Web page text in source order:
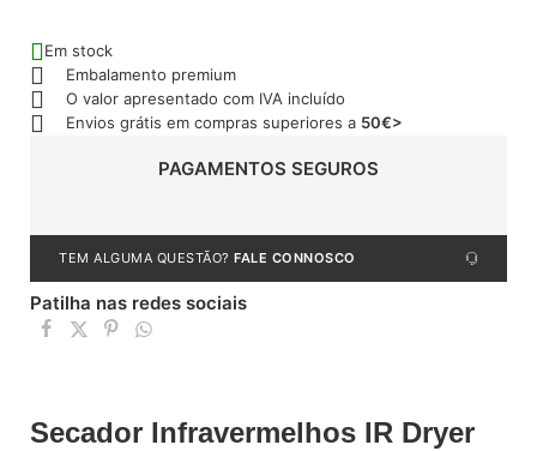
Em stock
Embalamento premium
O valor apresentado com IVA incluído
Envios grátis em compras superiores a 50€>
PAGAMENTOS SEGUROS
TEM ALGUMA QUESTÃO? FALE CONNOSCO
Patilha nas redes sociais
Secador Infravermelhos IR Dryer